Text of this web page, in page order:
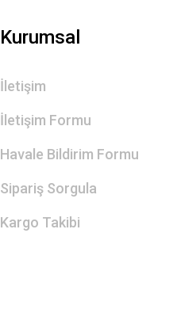
Kurumsal
İletişim
İletişim Formu
Havale Bildirim Formu
Sipariş Sorgula
Kargo Takibi